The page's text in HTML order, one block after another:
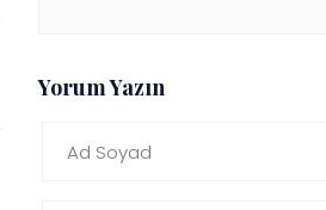
Yorum Yazın